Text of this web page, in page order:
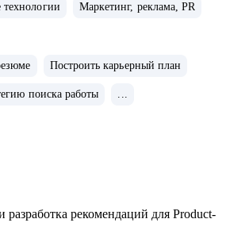
и разработать план роста.
тестовым и самой работе.
роста для вашего продукта, помочь
бизнеса
Маркетинг, реклама, PR
Построить карьерный план
поиска работы ...
разработка рекомендаций для Product-